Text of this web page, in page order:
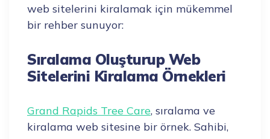
web sitelerini kiralamak için mükemmel
bir rehber sunuyor:
Sıralama Oluşturup Web
Sitelerini Kiralama Örnekleri
Grand Rapids Tree Care, sıralama ve
kiralama web sitesine bir örnek. Sahibi,